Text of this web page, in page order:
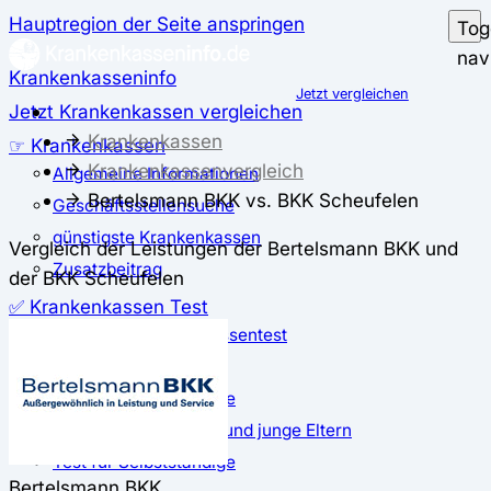
Hauptregion der Seite anspringen
Krankenkasseninfo
Jetzt Krankenkassen vergleichen
☞ Krankenkassen
Allgemeine Informationen
Geschäftsstellensuche
günstigste Krankenkassen
Zusatzbeitrag
✅ Krankenkassen Test
Der große Krankenkassentest
Test für Auszubildende
Test für Schwangere und junge Eltern
Test für Selbstständige
Jetzt vergleichen
Krankenkassen
Krankenkassenvergleich
Bertelsmann BKK vs. BKK Scheufelen
Vergleich der Leistungen der Bertelsmann BKK und
der BKK Scheufelen